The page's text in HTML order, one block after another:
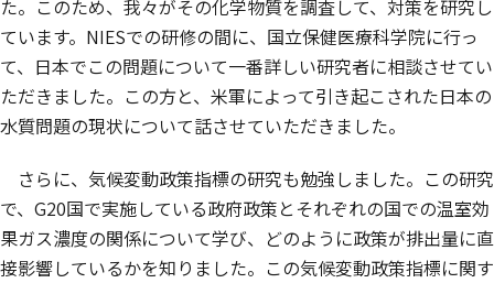
た。このため、我々がその化学物質を調査して、対策を研究し
ています。NIESでの研修の間に、国立保健医療科学院に行っ
て、日本でこの問題について一番詳しい研究者に相談させてい
ただきました。この方と、米軍によって引き起こされた日本の
水質問題の現状について話させていただきました。
さらに、気候変動政策指標の研究も勉強しました。この研究
で、G20国で実施している政府政策とそれぞれの国での温室効
果ガス濃度の関係について学び、どのように政策が排出量に直
接影響しているかを知りました。この気候変動政策指標に関す